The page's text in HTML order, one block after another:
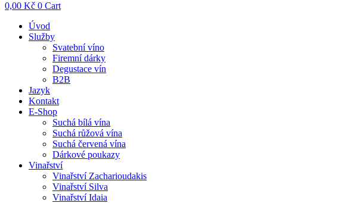
0,00 Kč 0 Cart
Úvod
Služby
Svatební víno
Firemní dárky
Degustace vín
B2B
Jazyk
Kontakt
E-Shop
Suchá bílá vína
Suchá růžová vína
Suchá červená vína
Dárkové poukazy
Vinařství
Vinařství Zacharioudakis
Vinařství Silva
Vinařství Idaia